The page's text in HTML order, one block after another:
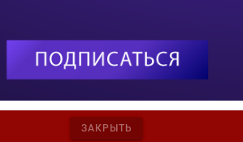
ЗАКРЫТЬ